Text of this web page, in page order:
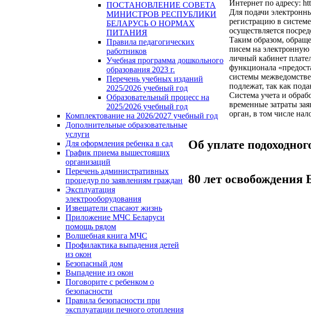
ПОСТАНОВЛЕНИЕ СОВЕТА
МИНИСТРОВ РЕСПУБЛИКИ
БЕЛАРУСЬ О НОРМАХ
ПИТАНИЯ
Правила педагогических
работников
Учебная программа дошкольного
образования 2023 г.
Перечень учебных изданий
2025/2026 учебный год
Образовательный процесс на
2025/2026 учебный год
Комплектование на 2026/2027 учебный год
Дополнительные образовательные
услуги
Для оформления ребенка в сад
График приема вышестоящих
организаций
Перечень административных
процедур по заявлениям граждан
Эксплуатация
электрооборудования
Извещатели спасают жизнь
Приложение МЧС Беларуси
помощь рядом
Волшебная книга МЧС
Профилактика выпадения детей
из окон
Безопасный дом
Выпадение из окон
Поговорите с ребенком о
безопасности
Правила безопасности при
эксплуатации печного отопления
Интернет по адресу:
Для подачи
регистрацию в
осуществляется
Таким образом,
писем на
личный кабинет
функционала
системы
подлежат, так как
Система учета и
временные затраты
орган, в том числе
Об уплате
80 лет освобождения